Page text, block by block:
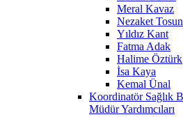
Meral Kavaz
Nezaket Tosun
Yıldız Kant
Fatma Adak
Halime Öztürk
İsa Kaya
Kemal Ünal
Koordinatör Sağlık
Müdür Yardımcıları